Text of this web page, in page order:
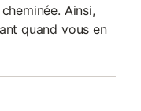
Ainsi,
quand vous en